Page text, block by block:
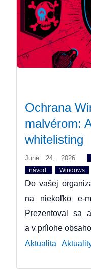
Ochrana
malvérom:
whitelisting
June 24, 2026
návod
Windows
Do vašej
na niekoľko e-
Prezentoval sa
a v prílohe
Aktualita